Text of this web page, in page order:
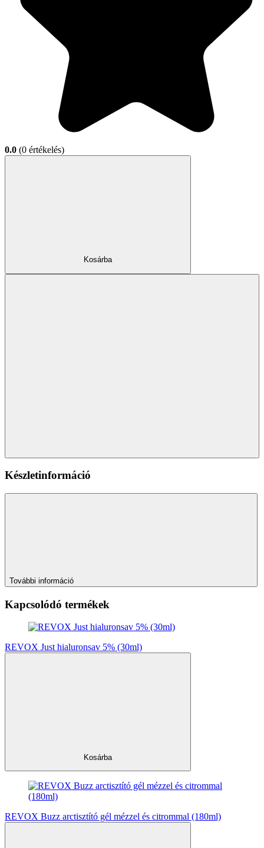
0.0 (0 értékelés)
Kosárba
Készletinformáció
További információ
Kapcsolódó termékek
REVOX Just hialuronsav 5% (30ml)
Kosárba
REVOX Buzz arctisztító gél mézzel és citrommal (180ml)